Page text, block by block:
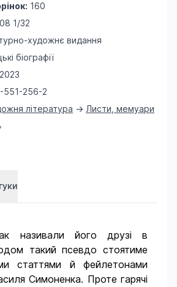
160
1/32
художнє видання
біографії
2023
551-256-2
література -> Листи, мемуари
називали його друзі в
такий псевдо стоятиме
статтями й фейлетонами
Симоненка. Проте гарячі